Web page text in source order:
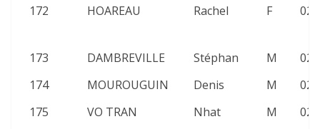
172 HOAREAU Rachel F
173 DAMBREVILLE Stéphan M
174
MOUROUGUIN Denis M
175
VO TRAN Nhat M